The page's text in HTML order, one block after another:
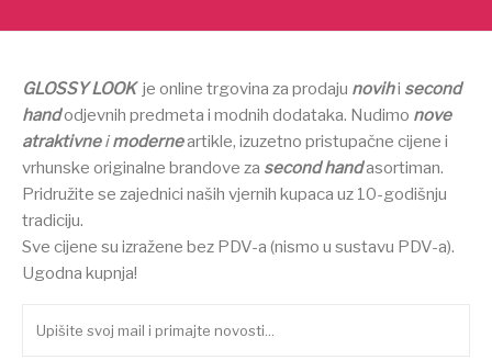
GLOSSY LOOK je online trgovina za prodaju novihi second
handodjevnih predmeta i modnih dodataka. Nudimo nove
atraktivneimoderneartikle, izuzetno pristupačne cijene i
vrhunske originalne brandove za second handasortiman.
Pridružite se zajednici naših vjernih kupaca uz 10-godišnju
tradiciju.
Sve cijene su izražene bez PDV-a (nismo u sustavu PDV-a).
Ugodna kupnja!